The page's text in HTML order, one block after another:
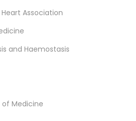
Association
and Haemostasis
of Medicine